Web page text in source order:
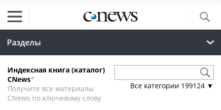
Разделы
Индексная книга (каталог)
CNews*
Получите все материалы
CNews по ключевому слову
Все категории 199124 ▼